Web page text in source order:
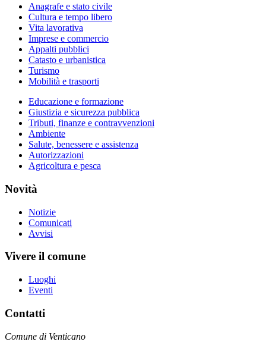
Anagrafe e stato civile
Cultura e tempo libero
Vita lavorativa
Imprese e commercio
Appalti pubblici
Catasto e urbanistica
Turismo
Mobilità e trasporti
Educazione e formazione
Giustizia e sicurezza pubblica
Tributi, finanze e contravvenzioni
Ambiente
Salute, benessere e assistenza
Autorizzazioni
Agricoltura e pesca
Novità
Notizie
Comunicati
Avvisi
Vivere il comune
Luoghi
Eventi
Contatti
Comune di Venticano